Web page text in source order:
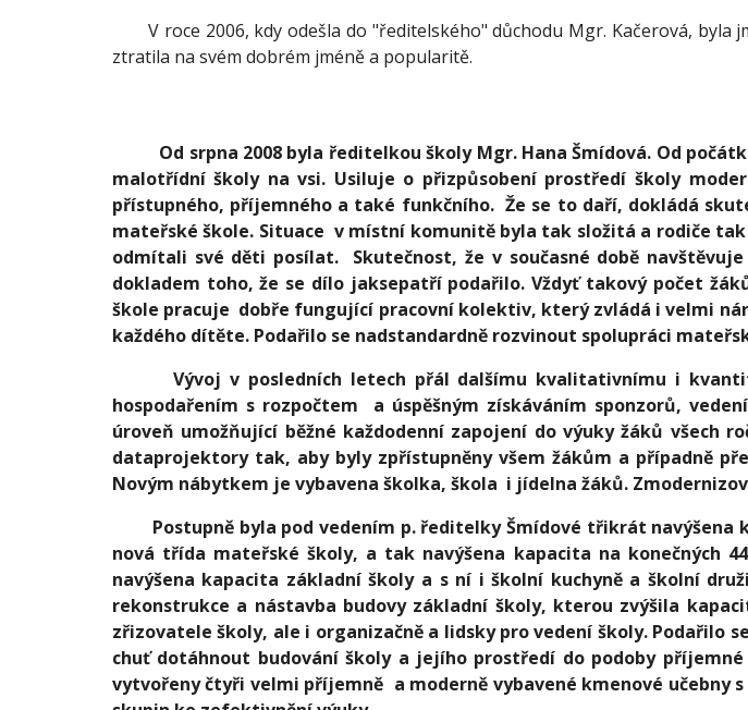
V roce 2006, kdy odešla do "ředitelského" důchodu Mgr. Kačerová, byla
ztratila na svém dobrém jméně a popularitě.
Od srpna 2008 byla ředitelkou školy Mgr. Hana Šmídová. Od
malotřídní školy na vsi. Usiluje o přizpůsobení prostředí školy
přístupného, příjemného a také funkčního. Že se to daří, dokládá
mateřské škole. Situace v místní komunitě byla tak složitá a rodiče
odmítali své děti posílat. Skutečnost, že v současné době
dokladem toho, že se dílo jaksepatří podařilo. Vždyť takový počet
škole pracuje dobře fungující pracovní kolektiv, který zvládá i velmi
každého dítěte. Podařilo se nadstandardně rozvinout spolupráci
Vývoj v posledních letech přál dalšímu kvalitativnímu i
hospodařením s rozpočtem a úspěšným získáváním sponzorů,
úroveň umožňující běžné každodenní zapojení do výuky žáků všech
dataprojektory tak, aby byly zpřístupněny všem žákům a případně
Novým nábytkem je vybavena školka, škola i jídelna žáků.
Postupně byla pod vedením p. ředitelky Šmídové třikrát navýšena
nová třída mateřské školy, a tak navýšena kapacita na
navýšena kapacita základní školy a s ní i školní kuchyně a školní
rekonstrukce a nástavba budovy základní školy, kterou zvýšila
zřizovatele školy, ale i organizačně a lidsky pro vedení školy.
chuť dotáhnout budování školy a jejího prostředí do podoby
vytvořeny čtyři velmi příjemně a moderně vybavené kmenové učebny